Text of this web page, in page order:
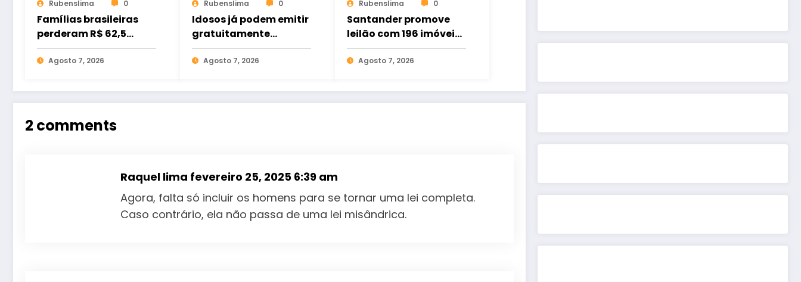
Rubenslima 0
Famílias brasileiras
perderam R$ 62,5
bilhões para bets em
2025Agosto 7, 2026
Rubenslima 0
Idosos já podem emitir
gratuitamente
credencial digital de
estacionamento
Agosto 7, 2026
Rubenslima 0
Santander promove
leilão com 196 imóveis;
há ofertas no Ceará
Agosto 7, 2026
2 comments
Raquel lima fevereiro 25, 2025 6:39 am
Agora, falta só incluir os homens para se tornar uma lei completa.
Caso contrário, ela não passa de uma lei misândrica.